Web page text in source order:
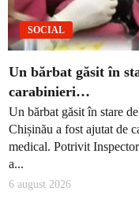
SOCIAL
Un bărbat găsit în
carabinieri…
Un bărbat găsit în stare
Chișinău a fost ajutat de
medical. Potrivit
a...
6 august 2026